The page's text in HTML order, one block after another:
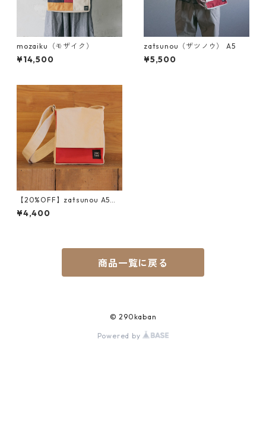
mozaiku（モザイク）
¥14,500
zatsunou（ザツノウ） A5
¥5,500
【20%OFF】zatsunou A5
（赤）旧ver.
¥4,400
商品一覧に戻る
© 290kaban
Powered by